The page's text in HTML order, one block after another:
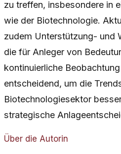
zu treffen, insbesondere in
wie der Biotechnologie.
zudem Unterstützung- und
die für Anleger von
kontinuierliche
entscheidend, um die
Biotechnologiesektor
strategische
Über die Autorin